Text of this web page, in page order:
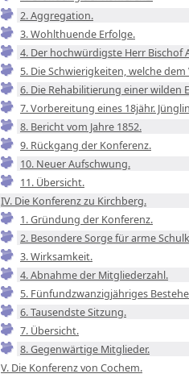
2. Aggregation.
3. Wohlthuende Erfolge.
4. Der hochwürdigste Herr Bischof
5. Die Schwierigkeiten, welche
6. Die Rehabilitierung einer wilden
7. Vorbereitung eines 18jähr.
8. Bericht vom Jahre 1852.
9. Rückgang der Konferenz.
10. Neuer Aufschwung.
11. Übersicht.
IV. Die Konferenz zu Kirchberg.
1. Gründung der Konferenz.
2. Besondere Sorge für arme
3. Wirksamkeit.
4. Abnahme der Mitgliederzahl.
5. Fünfundzwanzigjähriges
6. Tausendste Sitzung.
7. Übersicht.
8. Gegenwärtige Mitglieder.
V. Die Konferenz von Cochem.